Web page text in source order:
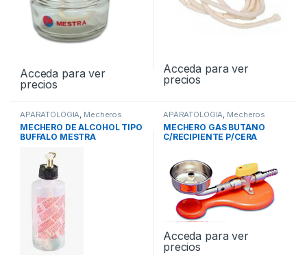
Acceda para ver
precios
Acceda para ver
precios
APARATOLOGIA, Mecheros
MECHERO DE ALCOHOL TIPO
BUFFALO MESTRA
APARATOLOGIA, Mecheros
MECHERO GAS BUTANO
C/RECIPIENTE P/CERA
Acceda para ver
precios